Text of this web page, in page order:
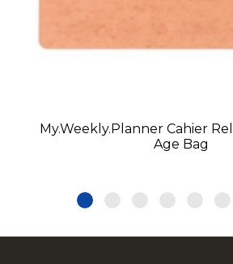
My.weekly.planner Cahier
Age Bag